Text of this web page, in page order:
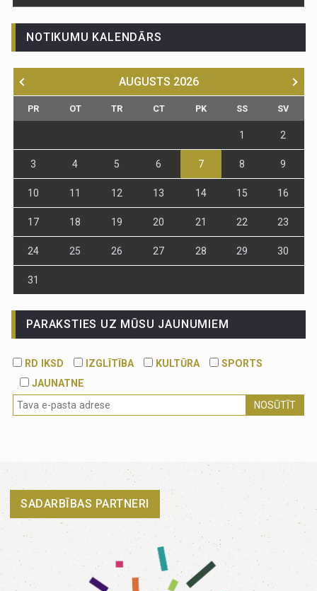
NOTIKUMU KALENDĀRS
AUGUSTS 2026
PR OT TR CT PK SS SV
1 2
3 4 5 6 7 8 9
10 11 12 13 14 15 16
17 18 19 20 21 22 23
24 25 26 27 28 29 30
31
PARAKSTIES UZ MŪSU JAUNUMIEM
RD IKSD IZGLĪTĪBA KULTŪRA
SPORTS
JAUNATNE
NOSŪTĪT
SADARBĪBAS PARTNERI